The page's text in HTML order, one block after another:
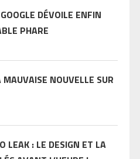
DÉVOILE ENFIN
PHARE
NOUVELLE SUR
LEAK : LE DESIGN ET LA